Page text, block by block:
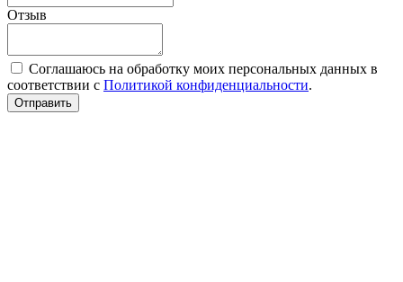
Отзыв
Соглашаюсь на обработку моих персональных данных в
соответствии с Политикой конфиденциальности.
Отправить